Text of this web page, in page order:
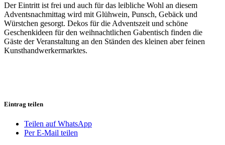
Der Eintritt ist frei und auch für das leibliche Wohl an diesem
Adventsnachmittag wird mit Glühwein, Punsch, Gebäck und
Würstchen gesorgt. Dekos für die Adventszeit und schöne
Geschenkideen für den weihnachtlichen Gabentisch finden die
Gäste der Veranstaltung an den Ständen des kleinen aber feinen
Kunsthandwerkermarktes.
Eintrag teilen
Teilen auf WhatsApp
Per E-Mail teilen